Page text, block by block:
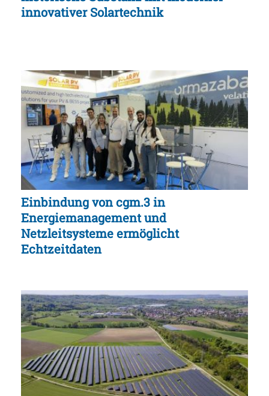
innovativer Solartechnik
Einbindung von cgm.3 in
Energiemanagement und
Netzleitsysteme ermöglicht
Echtzeitdaten